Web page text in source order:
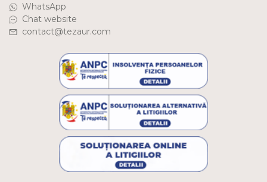
WhatsApp
Chat website
contact@tezaur.com